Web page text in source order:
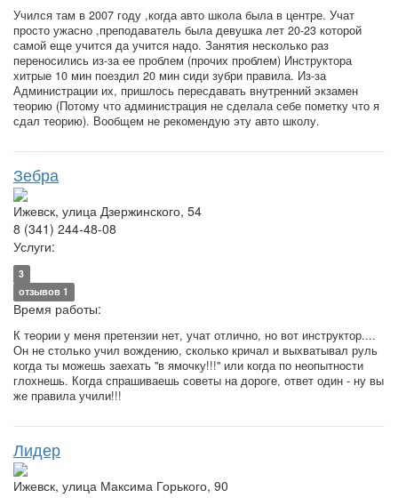
Учился там в 2007 году ,когда авто школа была в центре. Учат
просто ужасно ,преподаватель была девушка лет 20-23 которой
самой еще учится да учится надо. Занятия несколько раз
переносились из-за ее проблем (прочих проблем) Инструктора
хитрые 10 мин поездил 20 мин сиди зубри правила. Из-за
Администрации их, пришлось пересдавать внутренний экзамен
теорию (Потому что администрация не сделала себе пометку что я
сдал теорию). Вообщем не рекомендую эту авто школу.
Зебра
Ижевск, улица Дзержинского, 54
8 (341) 244-48-08
Услуги:
3
отзывов 1
Время работы:
К теории у меня претензии нет, учат отлично, но вот инструктор....
Он не столько учил вождению, сколько кричал и выхватывал руль
когда ты можешь заехать "в ямочку!!!" или когда по неопытности
глохнешь. Когда спрашиваешь советы на дороге, ответ один - ну вы
же правила учили!!!
Лидер
Ижевск, улица Максима Горького, 90